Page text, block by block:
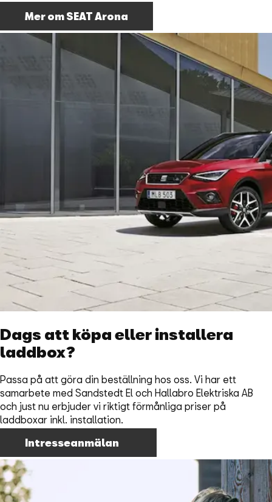
Mer om SEAT Arona
Dags att köpa eller installera
laddbox?
Passa på att göra din beställning hos oss. Vi har ett
samarbete med Sandstedt El och Hallabro Elektriska AB
och just nu erbjuder vi riktigt förmånliga priser på
laddboxar inkl. installation.
Intresseanmälan